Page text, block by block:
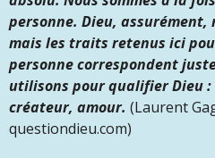
personne. Dieu, assurément,
mais les traits retenus ici
personne correspondent
utilisons pour qualifier Dieu
créateur, amour. (Laurent
questiondieu.com)